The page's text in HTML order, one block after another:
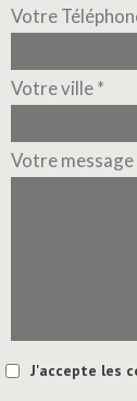
Votre
Votre ville *
Votre message
J'accepte les